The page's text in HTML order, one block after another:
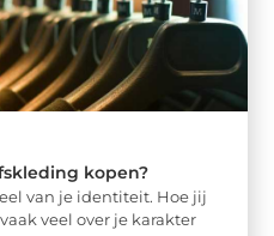
kopen?
van je identiteit. Hoe jij
veel over je karakter